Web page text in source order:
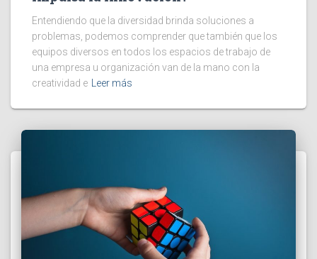
Entendiendo que la diversidad brinda soluciones a
problemas, podemos comprender que también que los
equipos diversos en todos los espacios de trabajo de
una empresa u organización van de la mano con la
creatividad e
Leer más